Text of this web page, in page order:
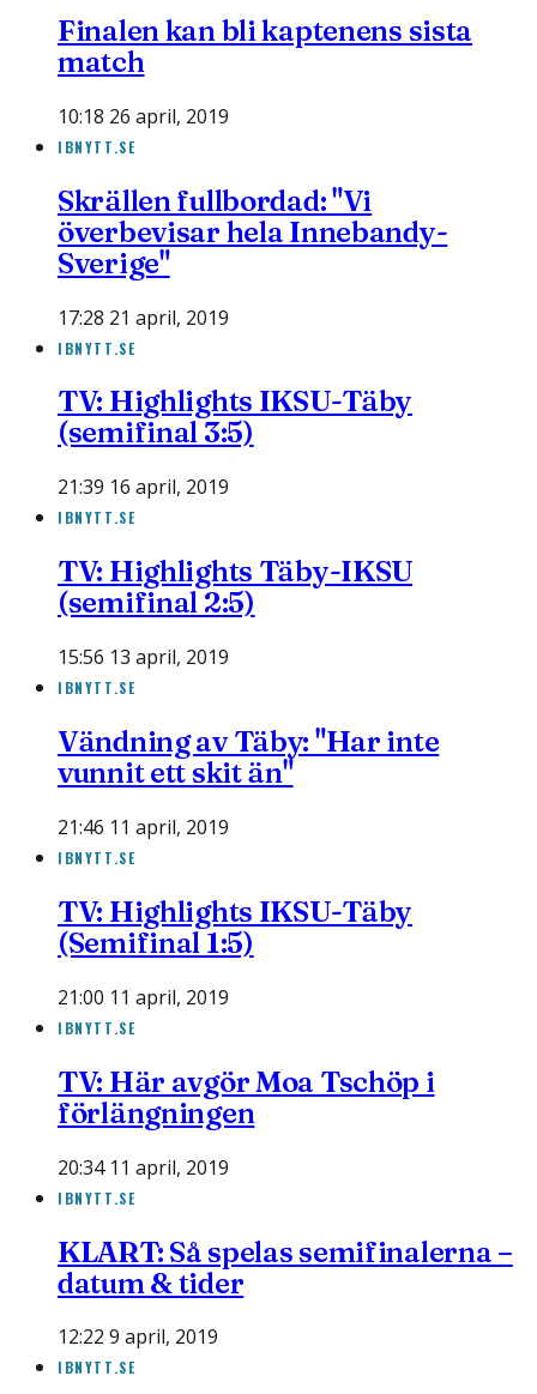
Finalen kan bli kaptenens sista
match
10:18 26 april, 2019
IBNYTT.SE
Skrällen fullbordad: "Vi
överbevisar hela Innebandy-
Sverige"
17:28 21 april, 2019
IBNYTT.SE
TV: Highlights IKSU-Täby
(semifinal 3:5)
21:39 16 april, 2019
IBNYTT.SE
TV: Highlights Täby-IKSU
(semifinal 2:5)
15:56 13 april, 2019
IBNYTT.SE
Vändning av Täby: "Har inte
vunnit ett skit än"
21:46 11 april, 2019
IBNYTT.SE
TV: Highlights IKSU-Täby
(Semifinal 1:5)
21:00 11 april, 2019
IBNYTT.SE
TV: Här avgör Moa Tschöp i
förlängningen
20:34 11 april, 2019
IBNYTT.SE
KLART: Så spelas semifinalerna –
datum & tider
12:22 9 april, 2019
IBNYTT.SE